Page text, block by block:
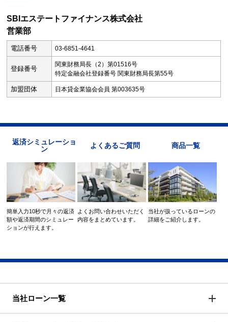
SBIエステートファイナンス株式会社
営業部
電話番号 03-6851-4641
登録番号
関東財務局長（2）第01516号
特定金融会社登録番号 関東財務局長第55号
加盟団体 日本貸金業協会会員 第003635号
返済シミュレーショ
ン
簡単入力10秒で月々の返済
額や返済期間のシミュレー
ションが行えます。
よくあるご質問
よくお問い合わせいただく
内容をまとめています。
商品一覧
当社が扱っているローンの
詳細をご紹介します。
当社ローン一覧